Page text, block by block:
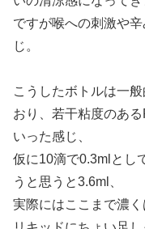
ですが喉への刺激や
じ。
こうしたボトルは一
おり、若干粘度のあ
いった感じ、
仮に10滴で0.3mlとし
うと思うと3.6ml、
実際にはここまで濃